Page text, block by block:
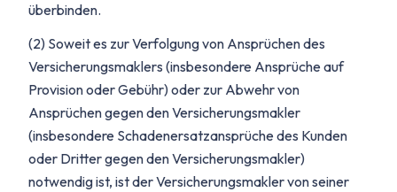
überbinden.
(2) Soweit es zur Verfolgung von Ansprüchen des
Versicherungsmaklers (insbesondere Ansprüche auf
Provision oder Gebühr) oder zur Abwehr von
Ansprüchen gegen den Versicherungsmakler
(insbesondere Schadenersatzansprüche des Kunden
oder Dritter gegen den Versicherungsmakler)
notwendig ist, ist der Versicherungsmakler von seiner